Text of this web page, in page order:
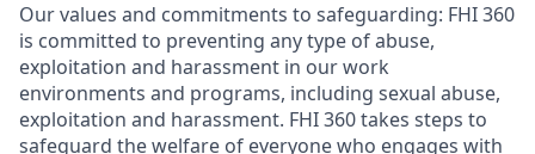
Our values and commitments to safeguarding: FHI 360
is committed to preventing any type of abuse,
exploitation and harassment in our work
environments and programs, including sexual abuse,
exploitation and harassment. FHI 360 takes steps to
safeguard the welfare of everyone who engages with